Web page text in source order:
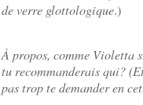
de verre glottologique.)
À propos, comme Violetta
tu recommanderais qui?
pas trop te demander en